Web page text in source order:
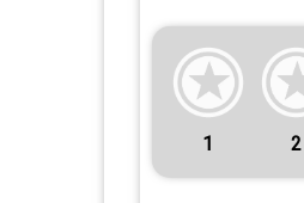
1 2